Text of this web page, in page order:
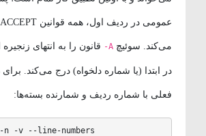
می‌کند. سوئیچ -A قانون را به انتهای
در ابتدا (یا شماره دلخواه) درج می‌کند.
فعلی با شماره ردیف و شمارنده بسته‌ها:
-v --line-numbers